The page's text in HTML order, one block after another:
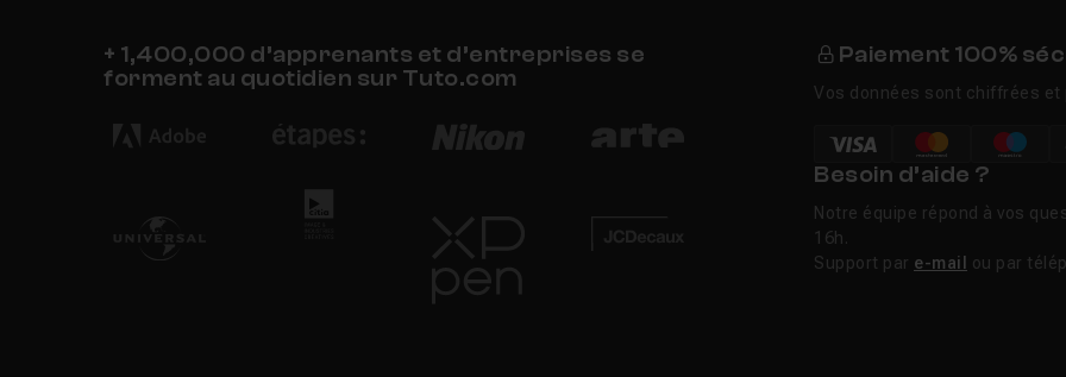
+ 1,400,000 d’apprenants et d’entreprises se
forment au quotidien sur Tuto.com
Paiement 100%
Vos données sont chiffrées
Besoin d’aide ?
Notre équipe répond à vos
16h.
Support par e-mail ou par